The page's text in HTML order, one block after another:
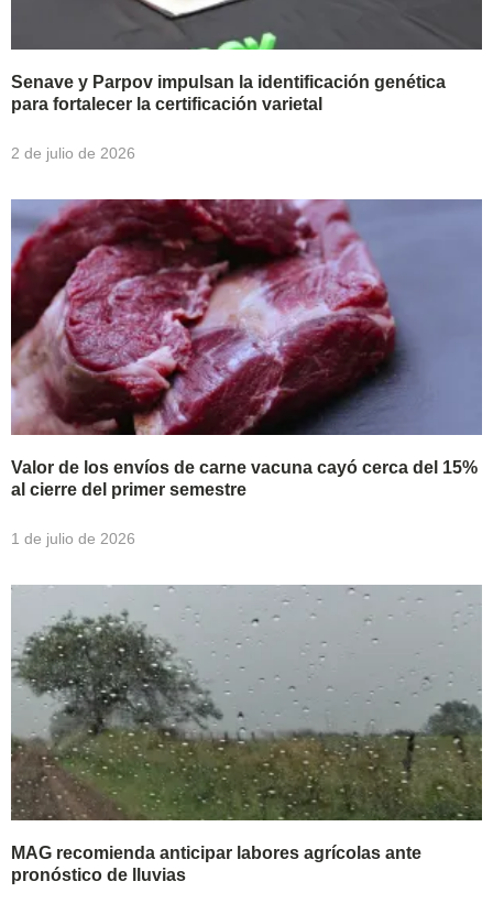
Senave y Parpov impulsan la identificación genética
para fortalecer la certificación varietal
2 de julio de 2026
Valor de los envíos de carne vacuna cayó cerca del 15%
al cierre del primer semestre
1 de julio de 2026
MAG recomienda anticipar labores agrícolas ante
pronóstico de lluvias